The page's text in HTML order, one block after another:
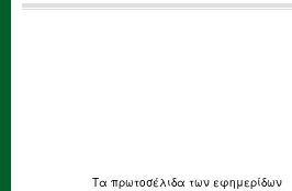
Τα πρωτοσέλιδα των εφημερίδων